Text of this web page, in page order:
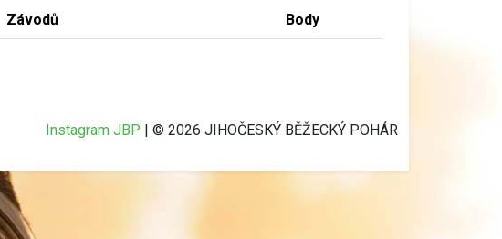
Závodů Body
Instagram JBP | © 2026 JIHOČESKÝ BĚŽECKÝ POHÁR